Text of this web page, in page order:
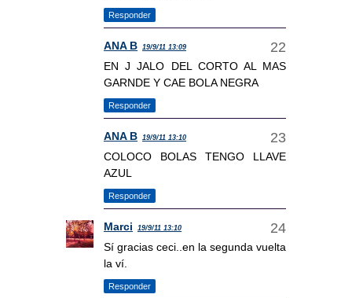
Responder
ANA B 19/9/11 13:09
EN J JALO DEL CORTO AL MAS
GARNDE Y CAE BOLA NEGRA
Responder
ANA B 19/9/11 13:10
COLOCO BOLAS TENGO LLAVE
AZUL
Responder
Marci 19/9/11 13:10
Sí gracias ceci..en la segunda vuelta
la ví.
Responder